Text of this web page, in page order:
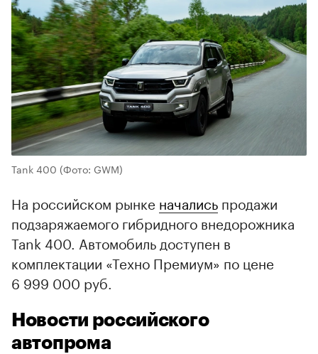
Tank 400 (Фото: GWM)
На российском рынке начались продажи
подзаряжаемого гибридного внедорожника
Tank 400. Автомобиль доступен в
комплектации «Техно Премиум» по цене
6 999 000 руб.
Новости российского
автопрома